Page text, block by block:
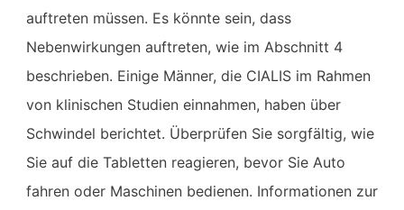
auftreten müssen. Es könnte sein, dass
Nebenwirkungen auftreten, wie im Abschnitt 4
beschrieben. Einige Männer, die CIALIS im Rahmen
von klinischen Studien einnahmen, haben über
Schwindel berichtet. Überprüfen Sie sorgfältig, wie
Sie auf die Tabletten reagieren, bevor Sie Auto
fahren oder Maschinen bedienen. Informationen zur